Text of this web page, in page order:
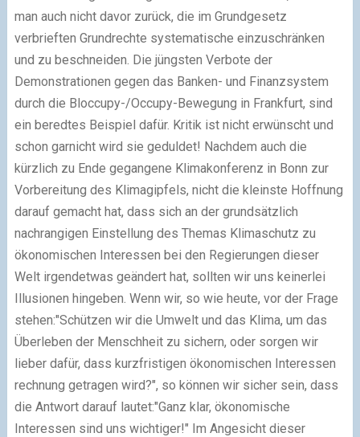
man auch nicht davor zurück, die im Grundgesetz
verbrieften Grundrechte systematische einzuschränken
und zu beschneiden. Die jüngsten Verbote der
Demonstrationen gegen das Banken- und Finanzsystem
durch die Bloccupy-/Occupy-Bewegung in Frankfurt, sind
ein beredtes Beispiel dafür. Kritik ist nicht erwünscht und
schon garnicht wird sie geduldet! Nachdem auch die
kürzlich zu Ende gegangene Klimakonferenz in Bonn zur
Vorbereitung des Klimagipfels, nicht die kleinste Hoffnung
darauf gemacht hat, dass sich an der grundsätzlich
nachrangigen Einstellung des Themas Klimaschutz zu
ökonomischen Interessen bei den Regierungen dieser
Welt irgendetwas geändert hat, sollten wir uns keinerlei
Illusionen hingeben. Wenn wir, so wie heute, vor der Frage
stehen:"Schützen wir die Umwelt und das Klima, um das
Überleben der Menschheit zu sichern, oder sorgen wir
lieber dafür, dass kurzfristigen ökonomischen Interessen
rechnung getragen wird?", so können wir sicher sein, dass
die Antwort darauf lautet:"Ganz klar, ökonomische
Interessen sind uns wichtiger!" Im Angesicht dieser